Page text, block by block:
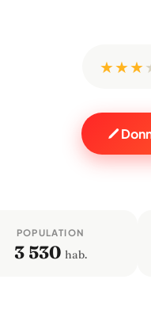
★ ★ ★
POPULATION
3 530 hab.